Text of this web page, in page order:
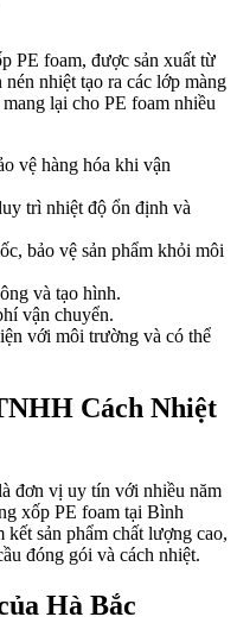
PE foam, được sản xuất từ
nhiệt tạo ra các lớp màng
lại cho PE foam nhiều
vệ hàng hóa khi vận
trì nhiệt độ ổn định và
bảo vệ sản phẩm khỏi môi
và tạo hình.
vận chuyển.
với môi trường và có thể
Cách Nhiệt
đơn vị uy tín với nhiều năm
xốp PE foam tại Bình
sản phẩm chất lượng cao,
đóng gói và cách nhiệt.
Hà Bắc